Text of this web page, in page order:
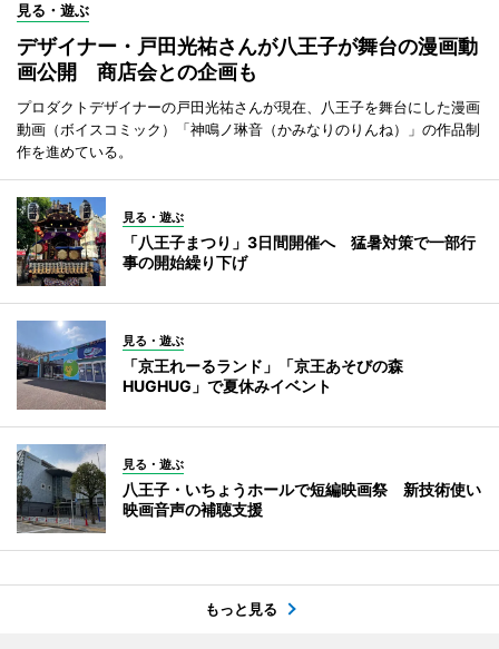
見る・遊ぶ
デザイナー・戸田光祐さんが八王子が舞台の漫画動
画公開 商店会との企画も
プロダクトデザイナーの戸田光祐さんが現在、八王子を舞台にした漫画
動画（ボイスコミック）「神鳴ノ琳音（かみなりのりんね）」の作品制
作を進めている。
見る・遊ぶ
「八王子まつり」3日間開催へ 猛暑対策で一部行
事の開始繰り下げ
見る・遊ぶ
「京王れーるランド」「京王あそびの森
HUGHUG」で夏休みイベント
見る・遊ぶ
八王子・いちょうホールで短編映画祭 新技術使い
映画音声の補聴支援
もっと見る